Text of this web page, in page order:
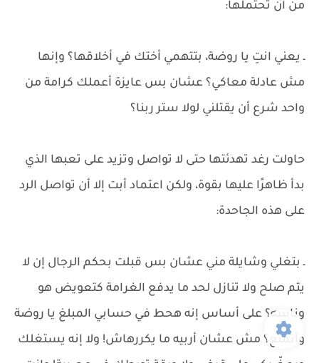
من أن تحتملها:
ـ يعني انتِ يا روضة، بتتهمي أختك في أخلاقها؟ وإنها
مش عادلة معاكي؟ عشان بس عايزة أعملك كرامة من
واحد شرع أن يقتلني لولا ستر ربنا؟
حاولت رغد تهدئتها حتى لا تواصل وتزيد على تعبها الذي
بدأ ظاهرًا عليها بقوة، ولكن اعتماد أبت إلا أن تواصل الرد
على هذه الجاحدة:
ـ بتغلي وشايلة مني عشان بس قبلت بحكم الرجال إن لا
يتم صلح ولا تنازل لحد ما يدفع الغرامة كتعويض هو
وناسه؟ على أساس إنه هحط في حسابي المبلغ يا روضة
وأتمتع؟ مش عشان أربيه ما يكررهاش! ولا إنه يستغلك